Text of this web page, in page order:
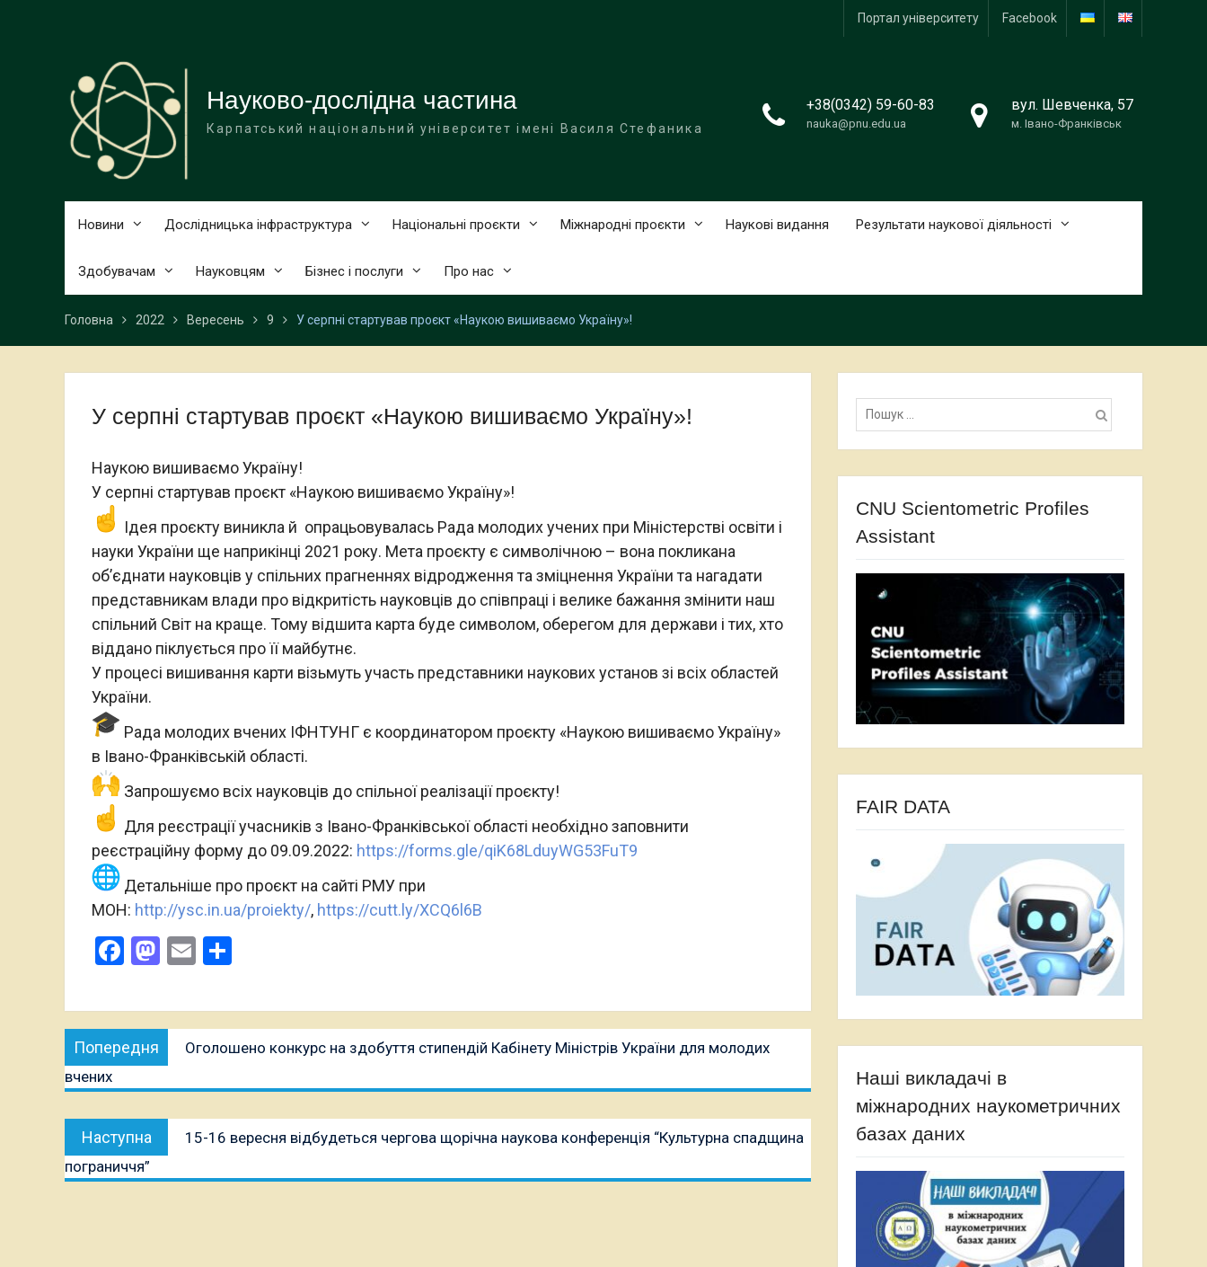
Портал університету Facebook
Науково-дослідна частина
Карпатський національний університет імені Василя Стефаника
+38(0342) 59-60-83
nauka@pnu.edu.ua
вул. Шевченка, 57
м. Івано-Франківськ
Новини Дослідницька інфраструктура Національні проєкти Міжнародні проєкти Наукові видання Результати наукової діяльності
Здобувачам Науковцям Бізнес і послуги Про нас
Головна 2022 Вересень 9 У серпні стартував проєкт «Наукою вишиваємо Україну»!
У серпні стартував проєкт «Наукою вишиваємо Україну»!
Наукою вишиваємо Україну!
У серпні стартував проєкт «Наукою вишиваємо Україну»!
Ідея проєкту виникла й опрацьовувалась Рада молодих учених при Міністерстві освіти і
науки України ще наприкінці 2021 року. Мета проєкту є символічною – вона покликана
об’єднати науковців у спільних прагненнях відродження та зміцнення України та нагадати
представникам влади про відкритість науковців до співпраці і велике бажання змінити наш
спільний Світ на краще. Тому відшита карта буде символом, оберегом для держави і тих, хто
віддано піклується про її майбутнє.
У процесі вишивання карти візьмуть участь представники наукових установ зі всіх областей
України.
Рада молодих вчених ІФНТУНГ є координатором проєкту «Наукою вишиваємо Україну»
в Івано-Франківській області.
Запрошуємо всіх науковців до спільної реалізації проєкту!
Для реєстрації учасників з Івано-Франківської області необхідно заповнити
реєстраційну форму до 09.09.2022: https://forms.gle/qiK68LduyWG53FuT9
Детальніше про проєкт на сайті РМУ при
МОН: http://ysc.in.ua/proiekty/, https://cutt.ly/XCQ6l6B
Facebook
Mastodon
Email
Навігація
записів
Попередня
публікація:
Оголошено конкурс на здобуття стипендій Кабінету Міністрів України для молодих
вчених
Наступна
публікація:
15-16 вересня відбудеться чергова щорічна наукова конференція “Культурна спадщина
пограниччя”
Пошук:
CNU Scientometric Profiles
Assistant
FAIR DATA
Наші викладачі в
міжнародних наукометричних
базах даних